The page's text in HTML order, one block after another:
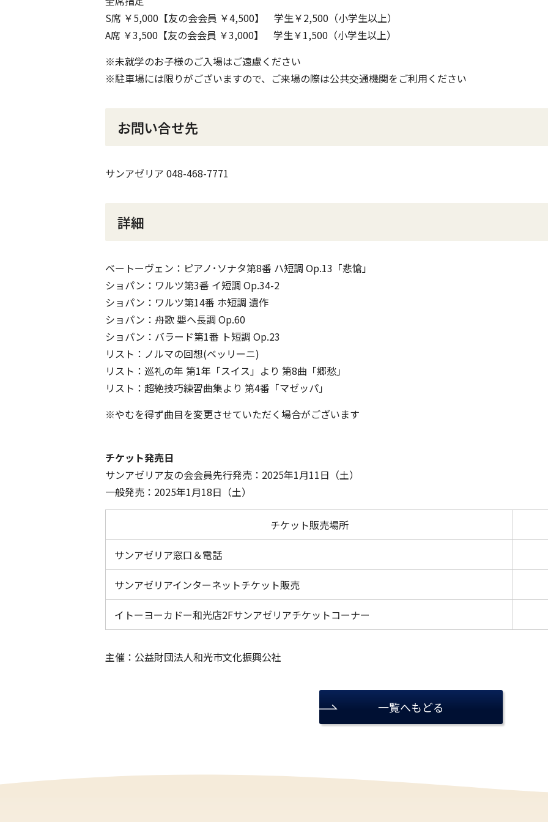
S席 ￥5,000【友の会会員 ￥4,500】 学生￥2,500（小学生以上）
A席 ￥3,500【友の会会員 ￥3,000】 学生￥1,500（小学生以上）
※未就学のお子様のご入場はご遠慮ください
※駐車場には限りがございますので、ご来場の際は公共交通機関をご利用ください
お問い合せ先
サンアゼリア 048-468-7771
詳細
ベートーヴェン：ピアノ･ソナタ第8番 ハ短調 Op.13「悲愴」
ショパン：ワルツ第3番 イ短調 Op.34-2
ショパン：ワルツ第14番 ホ短調 遺作
ショパン：舟歌 嬰ヘ長調 Op.60
ショパン：バラード第1番 ト短調 Op.23
リスト：ノルマの回想(ベッリーニ)
リスト：巡礼の年 第1年「スイス」より 第8曲「郷愁」
リスト：超絶技巧練習曲集より 第4番「マゼッパ」
※やむを得ず曲目を変更させていただく場合がございます
チケット発売日
サンアゼリア友の会会員先行発売：2025年1月11日（土）
一般発売：2025年1月18日（土）
チケット販売場所
サンアゼリア窓口＆電話
サンアゼリアインターネットチケット販売
イトーヨーカドー和光店2Fサンアゼリアチケットコーナー
主催：公益財団法人和光市文化振興公社
一覧へもどる